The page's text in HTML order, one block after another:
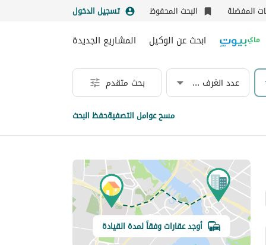
المفضلة البحث المحفوظ تسجيل الدخول
ابحث عن الوكيل المشاريع الجديدة
عدد الغرف & الحمامات بحث متقدم
مسح عوامل التصفيةحفظ البحث
أوجد عقارات وفقاً لمدة القيادة